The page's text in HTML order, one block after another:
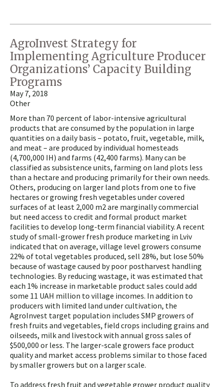
AgroInvest Strategy for
Implementing Agriculture Producer
Organizations’ Capacity Building
Programs
May 7, 2018
Other
More than 70 percent of labor-intensive agricultural
products that are consumed by the population in large
quantities on a daily basis – potato, fruit, vegetable, milk,
and meat – are produced by individual homesteads
(4,700,000 IH) and farms (42,400 farms). Many can be
classified as subsistence units, farming on land plots less
than a hectare and producing primarily for their own needs.
Others, producing on larger land plots from one to five
hectares or growing fresh vegetables under covered
surfaces of at least 2,000 m2 are marginally commercial
but need access to credit and formal product market
facilities to develop long-term financial viability. A recent
study of small-grower fresh produce marketing in Lviv
indicated that on average, village level growers consume
22% of total vegetables produced, sell 28%, but lose 50%
because of wastage caused by poor postharvest handling
technologies. By reducing wastage, it was estimated that
each 1% increase in marketable product sales could add
some 11 UAH million to village incomes. In addition to
producers with limited land under cultivation, the
AgroInvest target population includes SMP growers of
fresh fruits and vegetables, field crops including grains and
oilseeds, milk and livestock with annual gross sales of
$500,000 or less. The larger-scale growers face product
quality and market access problems similar to those faced
by smaller growers but on a larger scale.
To address fresh fruit and vegetable grower product quality